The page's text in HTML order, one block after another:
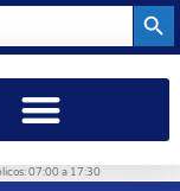
07:00 a 17:30